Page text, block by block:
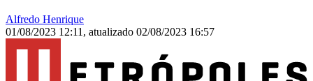
Alfredo Henrique
01/08/2023 12:11 , atualizado 02/08/2023 16:57